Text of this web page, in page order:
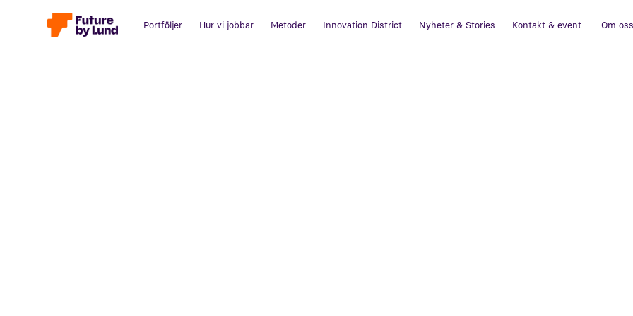
Portföljer Hur vi jobbar Metoder Innovation District Nyheter & Stories Kontakt & event Om